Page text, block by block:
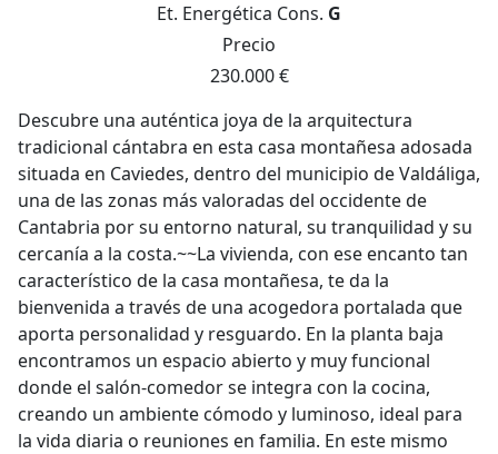
Et. Energética Cons. G
Precio
230.000 €
Descubre una auténtica joya de la arquitectura
tradicional cántabra en esta casa montañesa adosada
situada en Caviedes, dentro del municipio de Valdáliga,
una de las zonas más valoradas del occidente de
Cantabria por su entorno natural, su tranquilidad y su
cercanía a la costa.~~La vivienda, con ese encanto tan
característico de la casa montañesa, te da la
bienvenida a través de una acogedora portalada que
aporta personalidad y resguardo. En la planta baja
encontramos un espacio abierto y muy funcional
donde el salón-comedor se integra con la cocina,
creando un ambiente cómodo y luminoso, ideal para
la vida diaria o reuniones en familia. En este mismo